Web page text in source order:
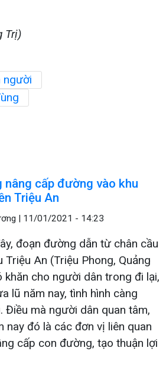
Trị)
người
nâng cấp đường vào khu
Triệu An
| 11/01/2021 - 14:23
đoạn đường dẫn từ chân cầu
Triệu An (Triệu Phong, Quảng
khăn cho người dân trong đi lại,
lũ năm nay, tình hình càng
Điều mà người dân quan tâm,
nay đó là các đơn vị liên quan
cấp con đường, tạo thuận lợi